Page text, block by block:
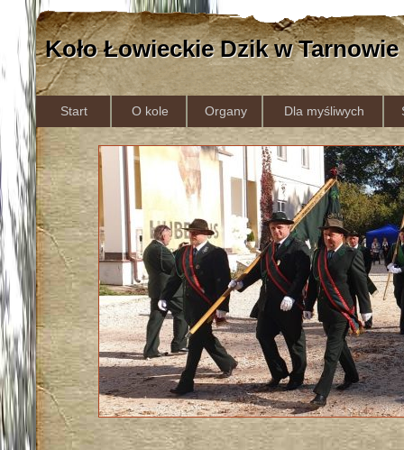
Koło Łowieckie Dzik w Tarnowie
Start O kole Organy Dla myśliwych